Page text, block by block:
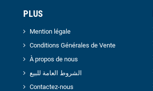
PLUS
Mention légale
Conditions Générales de Vente
À propos de nous
الشروط العامة للبيع
Contactez-nous